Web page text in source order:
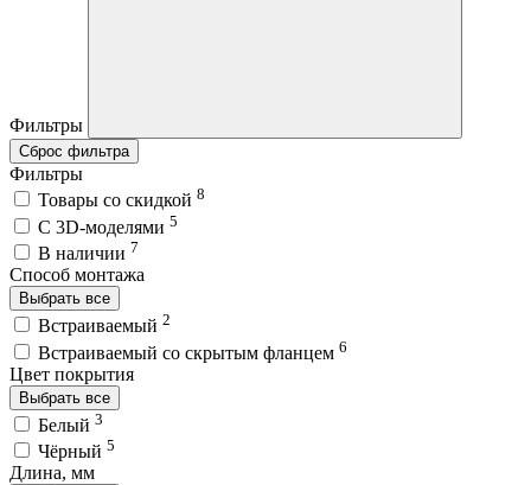
Фильтры
Сброс фильтра
Фильтры
Товары со скидкой 8
C 3D-моделями 5
В наличии 7
Способ монтажа
Выбрать все
Встраиваемый 2
Встраиваемый со скрытым фланцем 6
Цвет покрытия
Выбрать все
Белый 3
Чёрный 5
Длина, мм